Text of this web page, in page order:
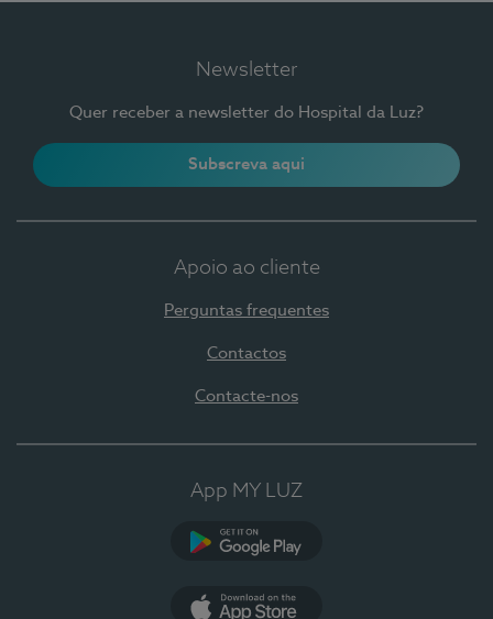
Newsletter
Quer receber a newsletter do Hospital da Luz?
Subscreva aqui
Apoio ao cliente
Perguntas frequentes
Contactos
Contacte-nos
App MY LUZ